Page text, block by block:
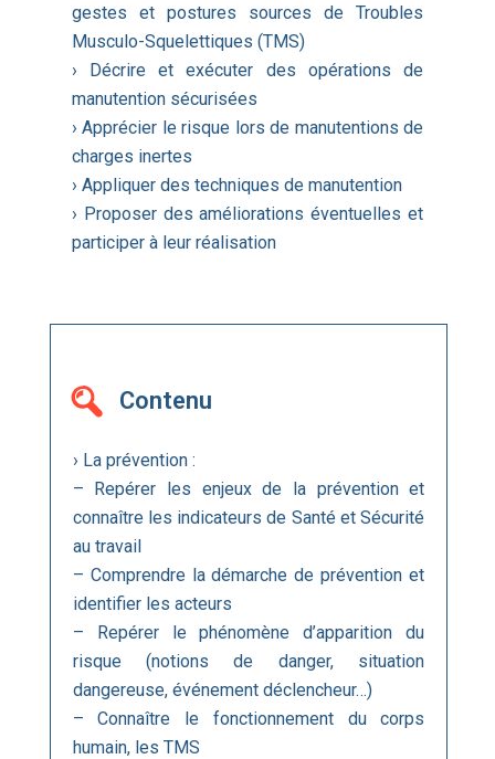
gestes et postures sources de Troubles
Musculo-Squelettiques (TMS)
› Décrire et exécuter des opérations de
manutention sécurisées
› Apprécier le risque lors de manutentions de
charges inertes
› Appliquer des techniques de manutention
› Proposer des améliorations éventuelles et
participer à leur réalisation
Contenu
› La prévention :
– Repérer les enjeux de la prévention et
connaître les indicateurs de Santé et Sécurité
au travail
– Comprendre la démarche de prévention et
identifier les acteurs
– Repérer le phénomène d’apparition du
risque (notions de danger, situation
dangereuse, événement déclencheur…)
– Connaître le fonctionnement du corps
humain, les TMS